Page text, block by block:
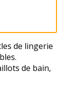
de lingerie
de bain,